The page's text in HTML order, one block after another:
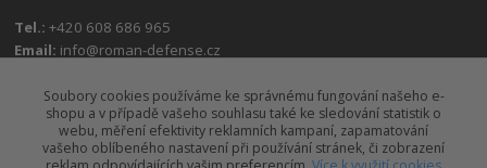
Tel.:+420 608 686 965
Email: info@roman-defense.cz
Soubory cookies používáme ke správnému fungování našeho e-
shopu a v případě vašeho souhlasu také ke sledování statistik o
webu, měření efektivity reklamních kampaní, zapamatování
vašeho oblíbeného nastavení při používání stránek, či zobrazení